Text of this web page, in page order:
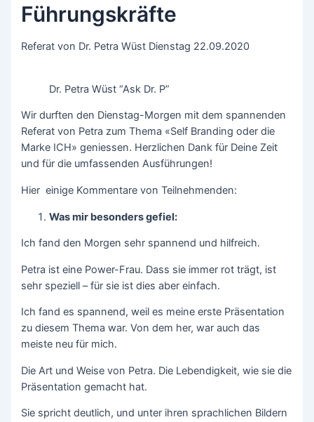
Führungskräfte
Referat von Dr. Petra Wüst Dienstag 22.09.2020
Dr. Petra Wüst “Ask Dr. P”
Wir durften den Dienstag-Morgen mit dem spannenden
Referat von Petra zum Thema «Self Branding oder die
Marke ICH» geniessen. Herzlichen Dank für Deine Zeit
und für die umfassenden Ausführungen!
Hier einige Kommentare von Teilnehmenden:
Was mir besonders gefiel:
Ich fand den Morgen sehr spannend und hilfreich.
Petra ist eine Power-Frau. Dass sie immer rot trägt, ist
sehr speziell – für sie ist dies aber einfach.
Ich fand es spannend, weil es meine erste Präsentation
zu diesem Thema war. Von dem her, war auch das
meiste neu für mich.
Die Art und Weise von Petra. Die Lebendigkeit, wie sie die
Präsentation gemacht hat.
Sie spricht deutlich, und unter ihren sprachlichen Bildern